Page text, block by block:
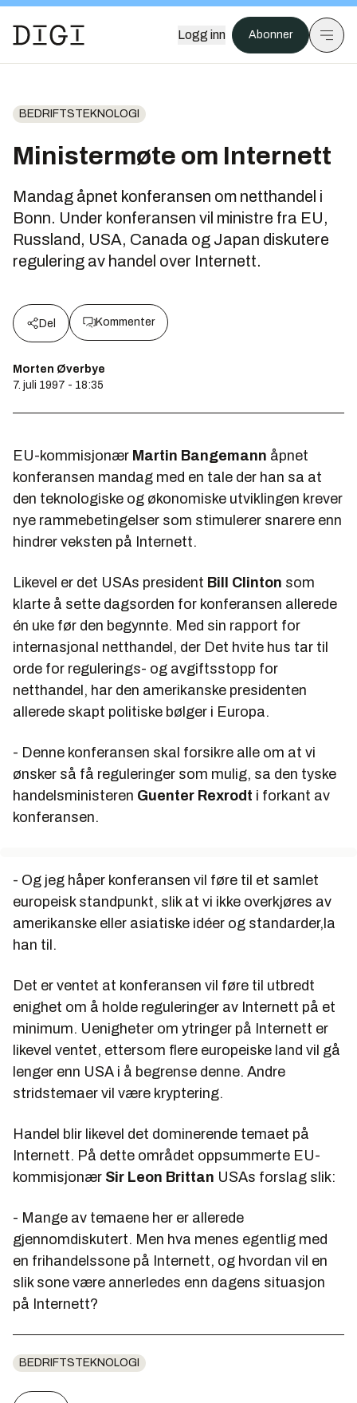
Logg inn Abonner
BEDRIFTSTEKNOLOGI
Ministermøte om Internett
Mandag åpnet konferansen om netthandel i
Bonn. Under konferansen vil ministre fra EU,
Russland, USA, Canada og Japan diskutere
regulering av handel over Internett.
Del Kommenter
Morten Øverbye
7. juli 1997 - 18:35
EU-kommisjonær Martin Bangemann åpnet
konferansen mandag med en tale der han sa at
den teknologiske og økonomiske utviklingen krever
nye rammebetingelser som stimulerer snarere enn
hindrer veksten på Internett.
Likevel er det USAs president Bill Clinton som
klarte å sette dagsorden for konferansen allerede
én uke før den begynnte. Med sin rapport for
internasjonal netthandel, der Det hvite hus tar til
orde for regulerings- og avgiftsstopp for
netthandel, har den amerikanske presidenten
allerede skapt politiske bølger i Europa.
- Denne konferansen skal forsikre alle om at vi
ønsker så få reguleringer som mulig, sa den tyske
handelsministeren Guenter Rexrodt i forkant av
konferansen.
- Og jeg håper konferansen vil føre til et samlet
europeisk standpunkt, slik at vi ikke overkjøres av
amerikanske eller asiatiske idéer og standarder,la
han til.
Det er ventet at konferansen vil føre til utbredt
enighet om å holde reguleringer av Internett på et
minimum. Uenigheter om ytringer på Internett er
likevel ventet, ettersom flere europeiske land vil gå
lenger enn USA i å begrense denne. Andre
stridstemaer vil være kryptering.
Handel blir likevel det dominerende temaet på
Internett. På dette området oppsummerte EU-
kommisjonær Sir Leon Brittan USAs forslag slik:
- Mange av temaene her er allerede
gjennomdiskutert. Men hva menes egentlig med
en frihandelssone på Internett, og hvordan vil en
slik sone være annerledes enn dagens situasjon
på Internett?
BEDRIFTSTEKNOLOGI